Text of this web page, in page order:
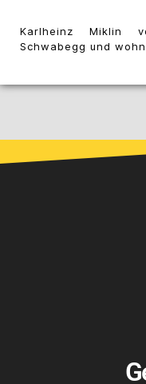
Karlheinz Miklin
Schwabegg und